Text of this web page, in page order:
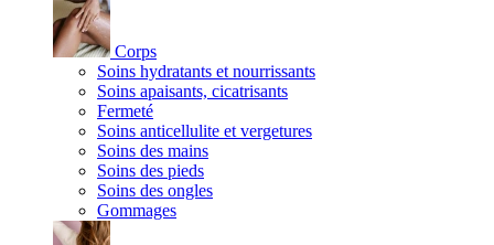
Corps
Soins hydratants et nourrissants
Soins apaisants, cicatrisants
Fermeté
Soins anticellulite et vergetures
Soins des mains
Soins des pieds
Soins des ongles
Gommages